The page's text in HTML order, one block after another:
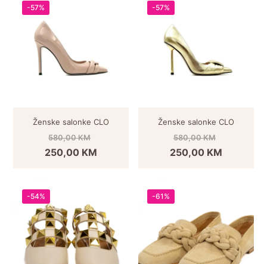
-57%
Ženske salonke CLO
580,00KM
250,00 KM
-57%
Ženske salonke CLO
580,00KM
250,00 KM
-54% -61%